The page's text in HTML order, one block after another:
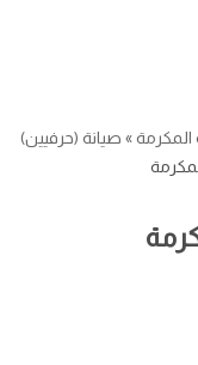
» صيانة (حرفيين)